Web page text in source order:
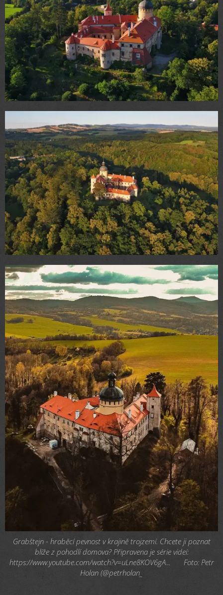
Grabštejn - hraběcí pevnost v krajině trojzemí. Chcete ji poznat
blíže z pohodlí domova? Připravena je série videí:
https://www.youtube.com/watch?v=uLne8KOV6gA... 📺 Foto: Petr
Holan (@petrholan_